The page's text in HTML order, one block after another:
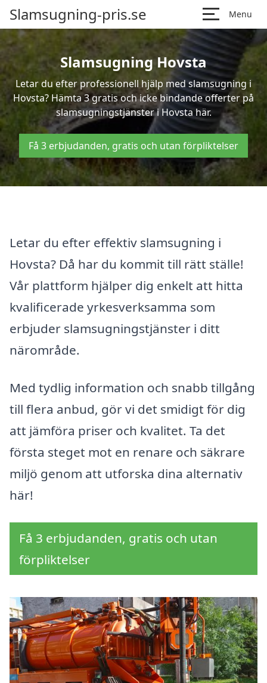
Slamsugning-pris.se Menu
Slamsugning Hovsta
Letar du efter professionell hjälp med slamsugning i
Hovsta? Hämta 3 gratis och icke bindande offerter på
slamsugningstjänster i Hovsta här.
Få 3 erbjudanden, gratis och utan förpliktelser
Letar du efter effektiv slamsugning i
Hovsta? Då har du kommit till rätt ställe!
Vår plattform hjälper dig enkelt att hitta
kvalificerade yrkesverksamma som
erbjuder slamsugningstjänster i ditt
närområde.
Med tydlig information och snabb tillgång
till flera anbud, gör vi det smidigt för dig
att jämföra priser och kvalitet. Ta det
första steget mot en renare och säkrare
miljö genom att utforska dina alternativ
här!
Få 3 erbjudanden, gratis och utan
förpliktelser